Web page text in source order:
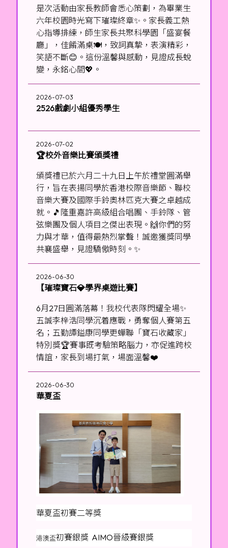
是次活動由家長教師會悉心策劃，為畢業生
六年校園時光寫下璀璨終章✨。家長義工熱
心指導排練，師生家長共聚科學園「盛宴餐
廳」，佳餚滿桌🍽️，致詞真摯，表演精彩，
笑語不斷😊。這份溫馨與感動，見證成長蛻
變，永銘心間💖。
2026-07-03
2526戲劇小組優秀學生
2026-07-02
🏆校外音樂比賽頒獎禮
頒獎禮已於六月二十九日上午於禮堂圓滿舉
行，旨在表揚同學於香港校際音樂節、聯校
音樂大賽及國際手鈴奧林匹克大賽之卓越成
就。🎵隆重嘉許高級組合唱團、手鈴隊、管
弦樂團及個人項目之傑出表現。🙌你們的努
力與才華，值得最熱烈掌聲！誠邀獲獎同學
共襄盛舉，見證驕傲時刻。✨
2026-06-30
【璀璨寶石💎學界桌遊比賽】
6月27日圓滿落幕！我校代表隊閃耀全場✨
五誠李梓浩同學沉着應戰，勇奪個人賽第五
名；五勤譚鎰康同學更蟬聯「寶石收藏家」
特別獎🏆賽事既考驗策略腦力，亦促進跨校
情誼，家長到場打氣，場面溫馨❤️
2026-06-30
華夏盃
華夏盃初賽二等獎
港澳盃初賽銀獎 AIMO晉級賽銀獎